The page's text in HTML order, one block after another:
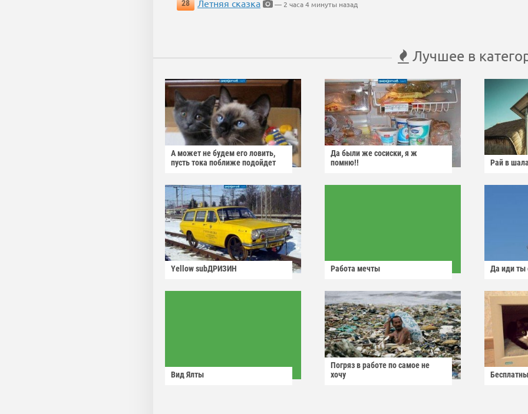
28
Летняя сказка — 2 часа 4 минуты назад
Лучшее в
А может не будем его ловить,
пусть тока поближе подойдет
Да были же сосиски, я ж
помню!!
Рай в
Yellow subДРИЗИН Работа мечты Да иди ты
Вид Ялты
Погряз в работе по самое не
хочу